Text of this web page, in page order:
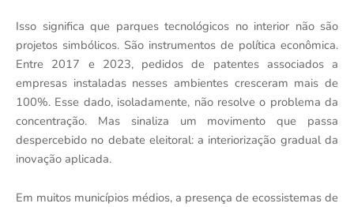
Isso significa que parques tecnológicos no interior não são
projetos simbólicos. São instrumentos de política econômica.
Entre 2017 e 2023, pedidos de patentes associados a
empresas instaladas nesses ambientes cresceram mais de
100%. Esse dado, isoladamente, não resolve o problema da
concentração. Mas sinaliza um movimento que passa
despercebido no debate eleitoral: a interiorização gradual da
inovação aplicada.
Em muitos municípios médios, a presença de ecossistemas de